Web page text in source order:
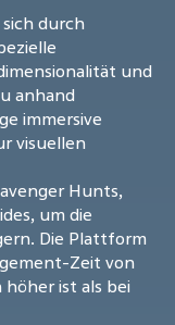
durch
und
anhand
immersive
visuellen
Hunts,
um die
Die Plattform
Zeit von
ist als bei